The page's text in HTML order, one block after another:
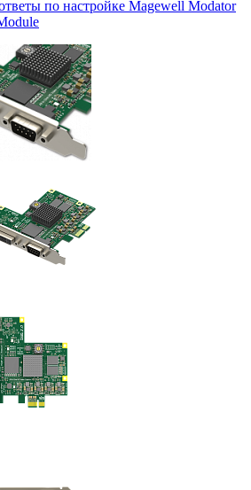
по настройке Magewell Modator